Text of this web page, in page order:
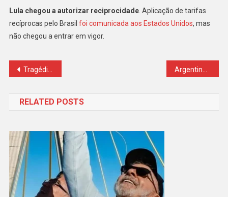
Lula chegou a autorizar reciprocidade. Aplicação de tarifas
recíprocas pelo Brasil foi comunicada aos Estados Unidos, mas
não chegou a entrar em vigor.
Navegação
Post
Tragédia! Incêndio atinge galpão de criação de frangos e mata cerca de 65 mil pintinhos no Paraná Argentina faz eleição para renovar Congresso em prova de fogo para Milei
RELATED POSTS